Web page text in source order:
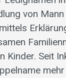
von
Kinder. Seit